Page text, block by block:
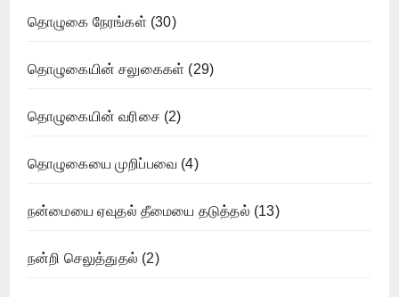
தொழுகை நேரங்கள் (30)
தொழுகையின் சலுகைகள் (29)
தொழுகையின் வரிசை (2)
தொழுகையை முறிப்பவை (4)
நன்மையை ஏவுதல் தீமையை தடுத்தல் (13)
நன்றி செலுத்துதல் (2)